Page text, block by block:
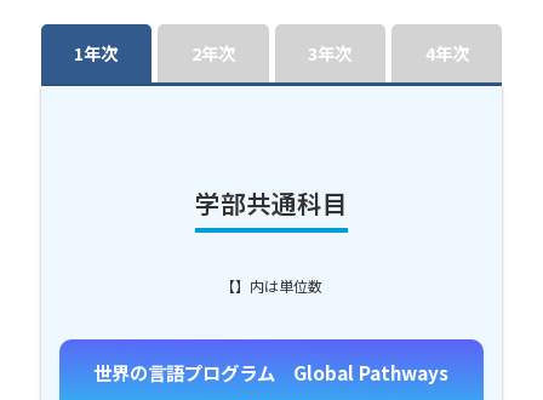
1年次
学部共通科目
【】内は単位数
世界の言語プログラム Global Pathways
2年次 3年次 4年次